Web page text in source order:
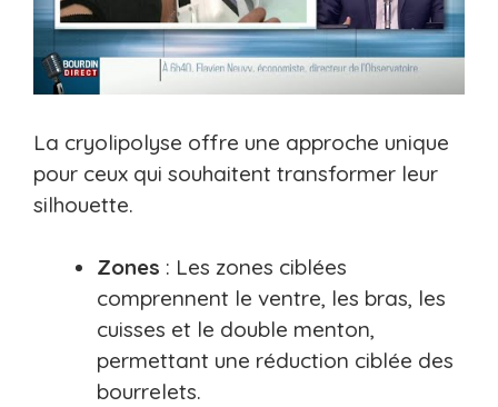
La cryolipolyse offre une approche unique
pour ceux qui souhaitent transformer leur
silhouette.
Zones : Les zones ciblées
comprennent le ventre, les bras, les
cuisses et le double menton,
permettant une réduction ciblée des
bourrelets.